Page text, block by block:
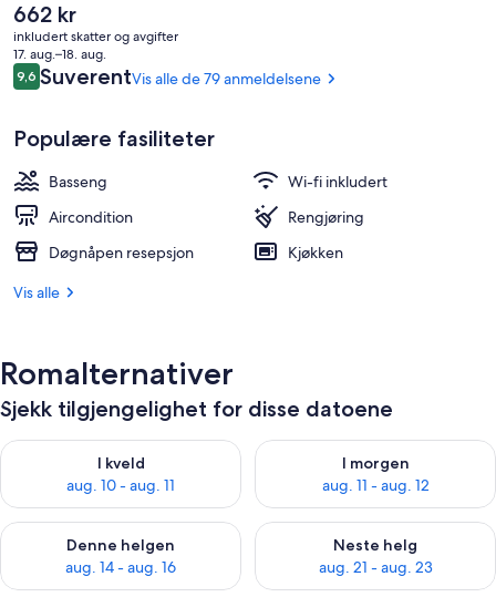
Utendørsbasseng og solsenger
Den
nåværende
prisen
er
662 kr
662 kr
inkludert skatter og avgifter
17. aug.–18. aug.
Anmeldelser
9,69,6 av 10 –
SuverentVis alle de 79 anmeldelsene
Populære fasiliteter
Basseng
Wi-fi inkludert
Aircondition
Rengjøring
Døgnåpen resepsjon
Kjøkken
Vis alle
Romalternativer
Sjekk tilgjengelighet for disse datoene
I kveld
aug. 10 - aug. 11
Sjekk tilgjengelighet for i kveld, aug. 10 - aug. 11
I morgen
aug. 11 - aug. 12
Sjekk tilgjengelighet for i
Denne helgen
aug. 14 - aug. 16
Sjekk tilgjengelighet for denne helgen, aug. 14 - aug. 16
Neste helg
aug. 21 - aug. 23
Sjekk tilgjengelighet for